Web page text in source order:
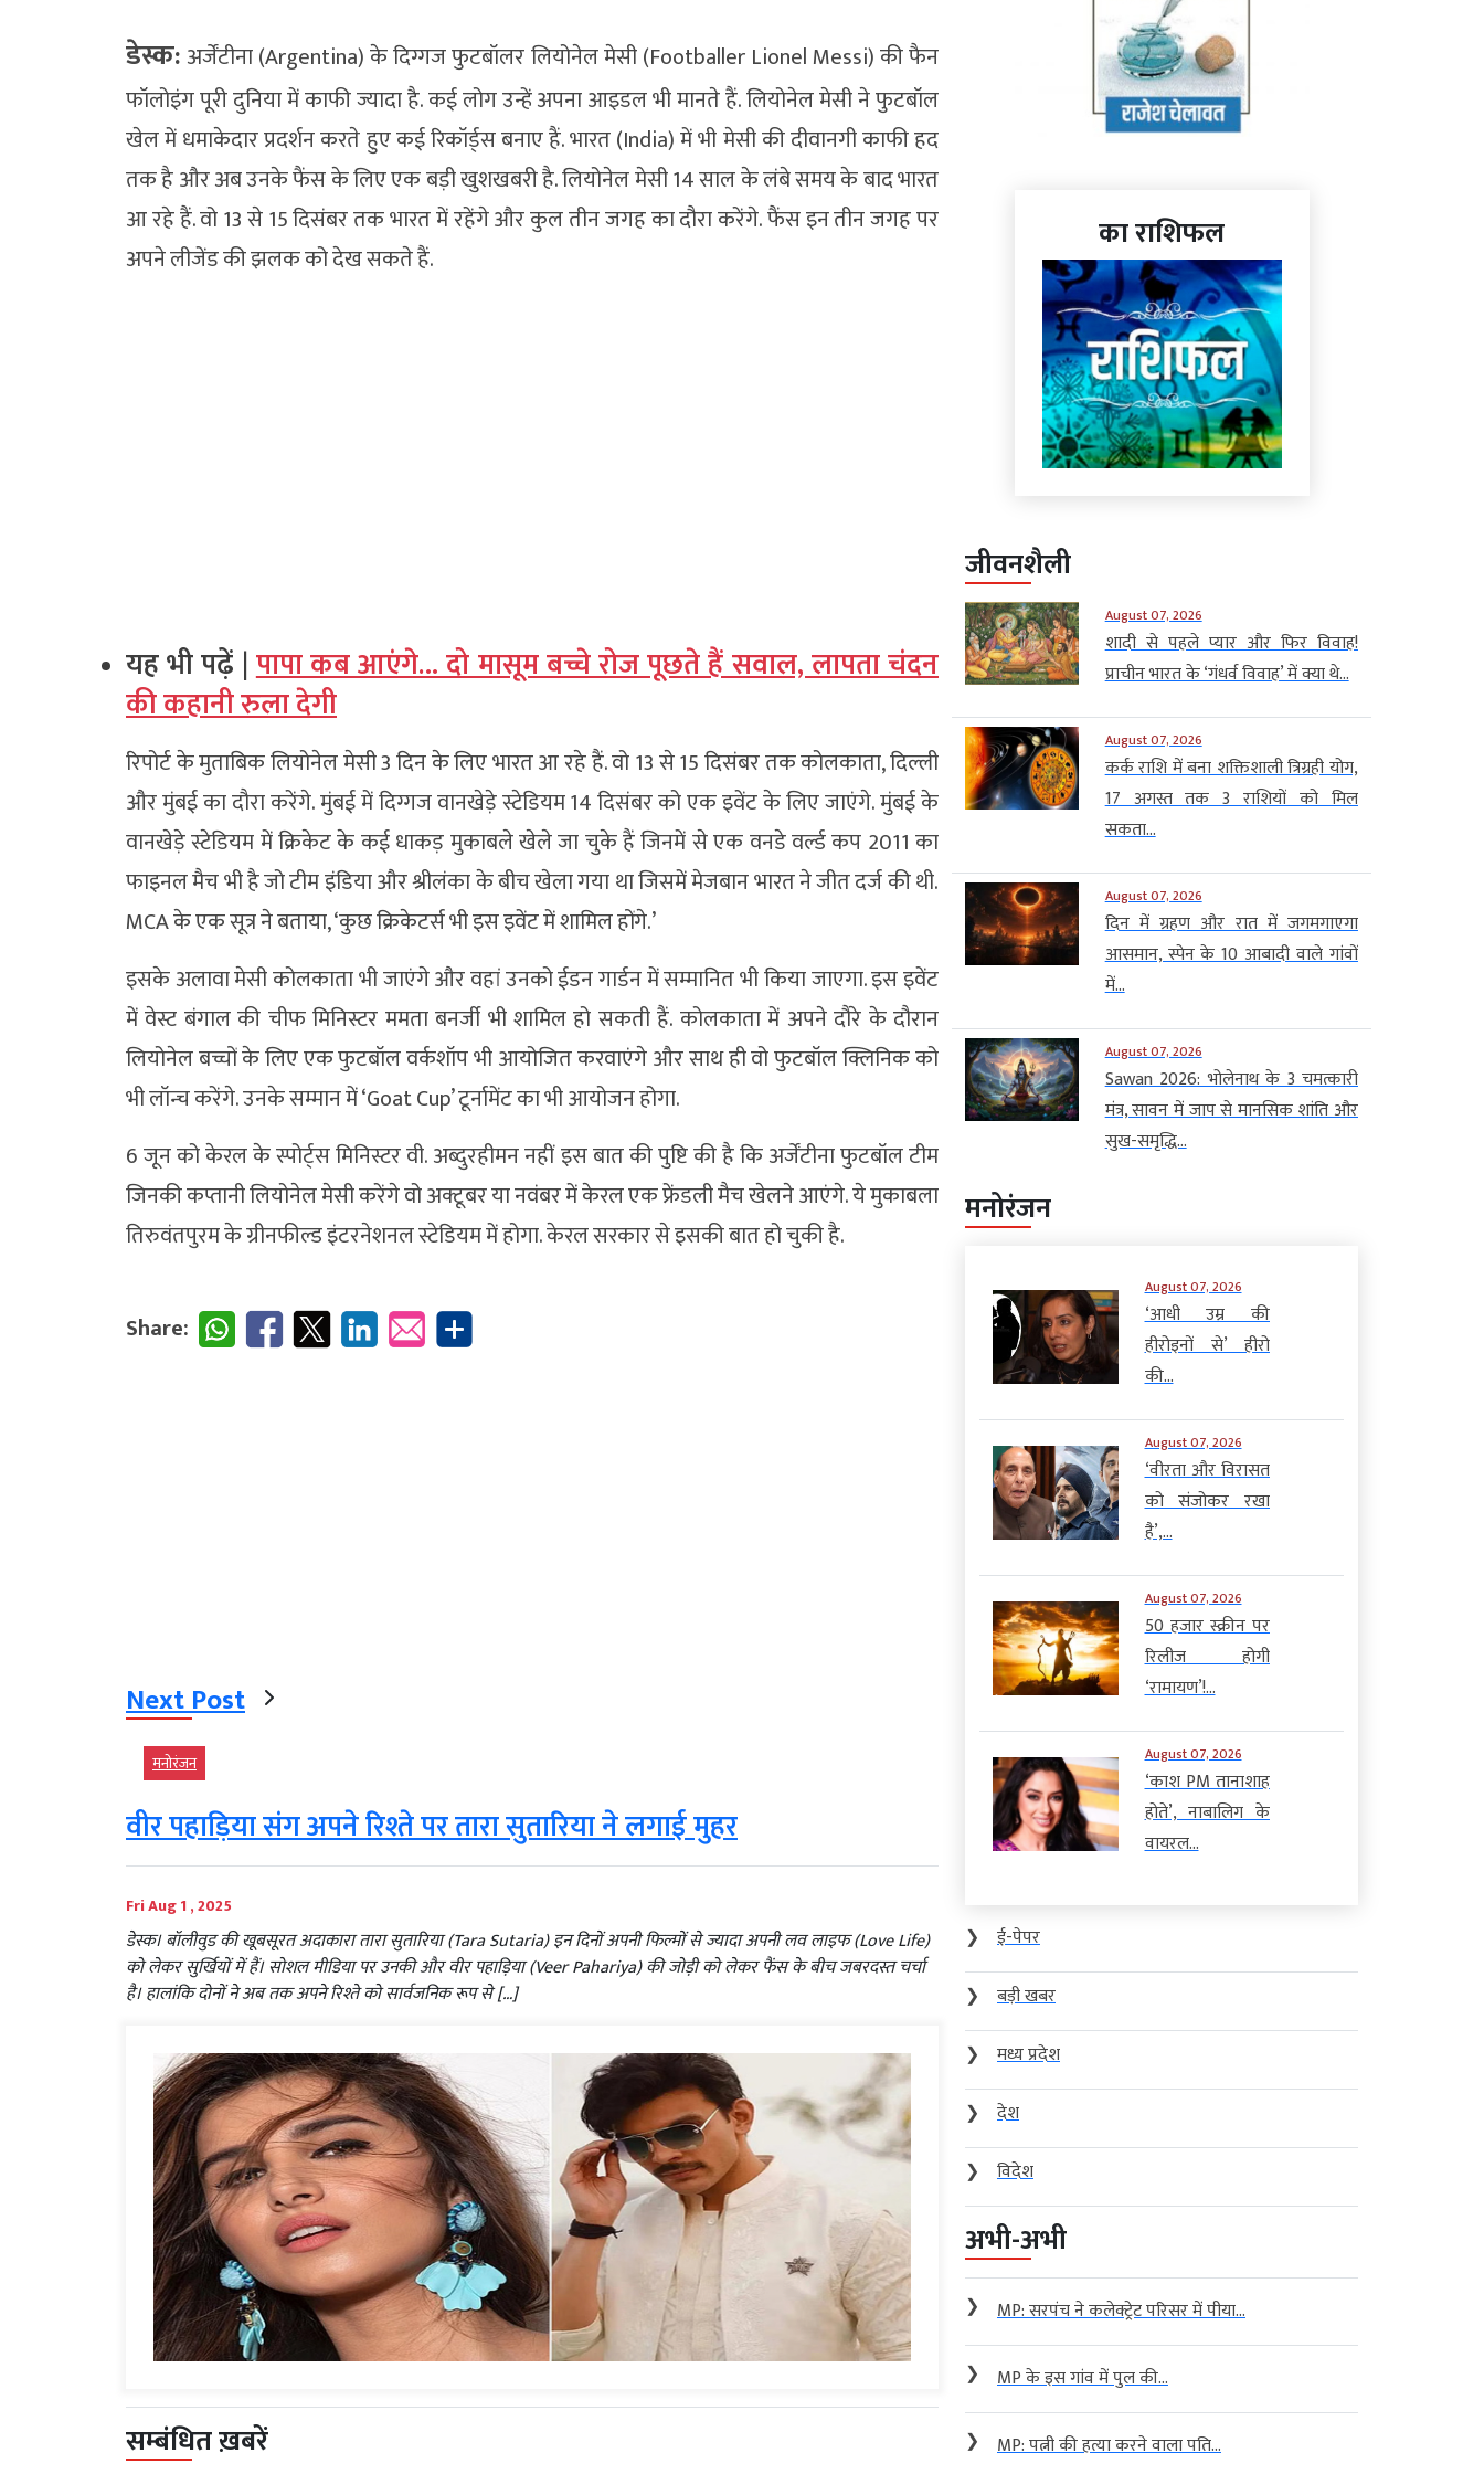
डेस्क: अर्जेंटीना (Argentina) के दिग्गज फुटबॉलर लियोनेल मेसी (Footballer Lionel Messi) की फैन
फॉलोइंग पूरी दुनिया में काफी ज्यादा है. कई लोग उन्हें अपना आइडल भी मानते हैं. लियोनेल मेसी ने फुटबॉल
खेल में धमाकेदार प्रदर्शन करते हुए कई रिकॉर्ड्स बनाए हैं. भारत (India) में भी मेसी की दीवानगी काफी हद
तक है और अब उनके फैंस के लिए एक बड़ी खुशखबरी है. लियोनेल मेसी 14 साल के लंबे समय के बाद भारत
आ रहे हैं. वो 13 से 15 दिसंबर तक भारत में रहेंगे और कुल तीन जगह का दौरा करेंगे. फैंस इन तीन जगह पर
अपने लीजेंड की झलक को देख सकते हैं.
यह भी पढ़ें |पापा कब आएंगे… दो मासूम बच्चे रोज पूछते हैं सवाल, लापता चंदन
की कहानी रुला देगी
रिपोर्ट के मुताबिक लियोनेल मेसी 3 दिन के लिए भारत आ रहे हैं. वो 13 से 15 दिसंबर तक कोलकाता, दिल्ली
और मुंबई का दौरा करेंगे. मुंबई में दिग्गज वानखेड़े स्टेडियम 14 दिसंबर को एक इवेंट के लिए जाएंगे. मुंबई के
वानखेड़े स्टेडियम में क्रिकेट के कई धाकड़ मुकाबले खेले जा चुके हैं जिनमें से एक वनडे वर्ल्ड कप 2011 का
फाइनल मैच भी है जो टीम इंडिया और श्रीलंका के बीच खेला गया था जिसमें मेजबान भारत ने जीत दर्ज की थी.
MCA के एक सूत्र ने बताया, ‘कुछ क्रिकेटर्स भी इस इवेंट में शामिल होंगे.’
इसके अलावा मेसी कोलकाता भी जाएंगे और वहां उनको ईडन गार्डन में सम्मानित भी किया जाएगा. इस इवेंट
में वेस्ट बंगाल की चीफ मिनिस्टर ममता बनर्जी भी शामिल हो सकती हैं. कोलकाता में अपने दौरे के दौरान
लियोनेल बच्चों के लिए एक फुटबॉल वर्कशॉप भी आयोजित करवाएंगे और साथ ही वो फुटबॉल क्लिनिक को
भी लॉन्च करेंगे. उनके सम्मान में ‘Goat Cup’ टूर्नामेंट का भी आयोजन होगा.
6 जून को केरल के स्पोर्ट्स मिनिस्टर वी. अब्दुरहीमन नहीं इस बात की पुष्टि की है कि अर्जेंटीना फुटबॉल टीम
जिनकी कप्तानी लियोनेल मेसी करेंगे वो अक्टूबर या नवंबर में केरल एक फ्रेंडली मैच खेलने आएंगे. ये मुकाबला
तिरुवंतपुरम के ग्रीनफील्ड इंटरनेशनल स्टेडियम में होगा. केरल सरकार से इसकी बात हो चुकी है.
Share:
Next Post
मनोरंजन
वीर पहाड़िया संग अपने रिश्ते पर तारा सुतारिया ने लगाई मुहर
Fri Aug 1 , 2025
डेस्क। बॉलीवुड की खूबसूरत अदाकारा तारा सुतारिया (Tara Sutaria) इन दिनों अपनी फिल्मों से ज्यादा अपनी लव लाइफ (Love Life)
को लेकर सुर्खियों में हैं। सोशल मीडिया पर उनकी और वीर पहाड़िया (Veer Pahariya) की जोड़ी को लेकर फैंस के बीच जबरदस्त चर्चा
है। हालांकि दोनों ने अब तक अपने रिश्ते को सार्वजनिक रूप से […]
सम्बंधित ख़बरें
का राशिफल
जीवनशैली
August 07, 2026
शादी से पहले प्यार और फिर विवाह!
प्राचीन भारत के ‘गंधर्व विवाह’ में क्या थे...
August 07, 2026
कर्क राशि में बना शक्तिशाली त्रिग्रही योग,
17 अगस्त तक 3 राशियों को मिल
सकता...
August 07, 2026
दिन में ग्रहण और रात में जगमगाएगा
आसमान, स्पेन के 10 आबादी वाले गांवों
में...
August 07, 2026
Sawan 2026: भोलेनाथ के 3 चमत्कारी
मंत्र, सावन में जाप से मानसिक शांति और
सुख-समृद्धि...
मनोरंजन
August 07, 2026
‘आधी उम्र की
हीरोइनों से’ हीरो
की...
August 07, 2026
‘वीरता और विरासत
को संजोकर रखा
है’,...
August 07, 2026
50 हजार स्क्रीन पर
रिलीज होगी
‘रामायण’!...
August 07, 2026
‘काश PM तानाशाह
होते’, नाबालिग के
वायरल...
❯
ई-पेपर
❯
बड़ी खबर
❯
मध्य प्रदेश
❯
देश
❯
विदेश
अभी-अभी
❯ MP: सरपंच ने कलेक्ट्रेट परिसर में पीया...
❯ MP के इस गांव में पुल की...
❯ MP: पत्नी की हत्या करने वाला पति...